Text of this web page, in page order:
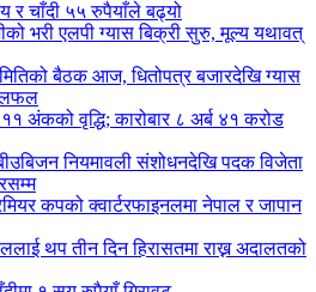
र चाँदी ५५ रुपैयाँले बढ्यो
भरी एलपी ग्यास बिक्री सुरु, मूल्य यथावत्
बैठक आज, धितोपत्र बजारदेखि ग्यास
अंकको वृद्धि; कारोबार ८ अर्ब ४१ करोड
बीउबिजन नियमावली संशोधनदेखि पदक विजेता
कपको क्वार्टरफाइनलमा नेपाल र जापान
थप तीन दिन हिरासतमा राख्न अदालतको